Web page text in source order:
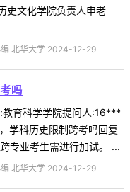
史文化学院负责人申老
北华大学 2024-12-29
吗
教育科学学院提问人:16***
学科历史限制跨考吗回复
专业考生需进行加试。 ...
北华大学 2024-12-29